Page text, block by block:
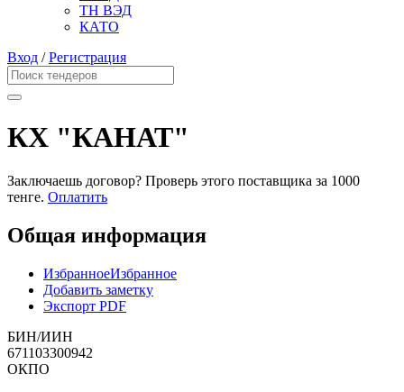
ТН ВЭД
КАТО
Вход /Регистрация
КХ "КАНАТ"
Заключаешь договор? Проверь этого поставщика за 1000
тенге. Оплатить
Общая информация
ИзбранноеИзбранное
Добавить заметку
Экспорт PDF
БИН/ИИН
671103300942
ОКПО